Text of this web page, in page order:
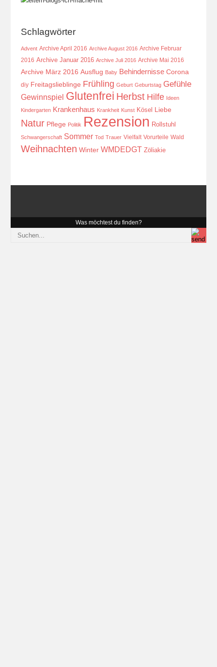
Schlagwörter
Advent Archive April 2016 Archive August 2016 Archive Februar
2016 Archive Januar 2016 Archive Juli 2016 Archive Mai 2016
Archive März 2016 Ausflug Baby Behindernisse Corona
diy Freitagslieblinge Frühling Geburt Geburtstag Gefühle
Gewinnspiel Glutenfrei Herbst Hilfe Ideen
Kindergarten Krankenhaus Krankheit Kunst Kösel Liebe
Natur Pflege Politik Rezension Rollstuhl
Schwangerschaft Sommer Tod Trauer Vielfalt Vorurteile Wald
Weihnachten Winter WMDEDGT Zöliakie
Was möchtest du finden?